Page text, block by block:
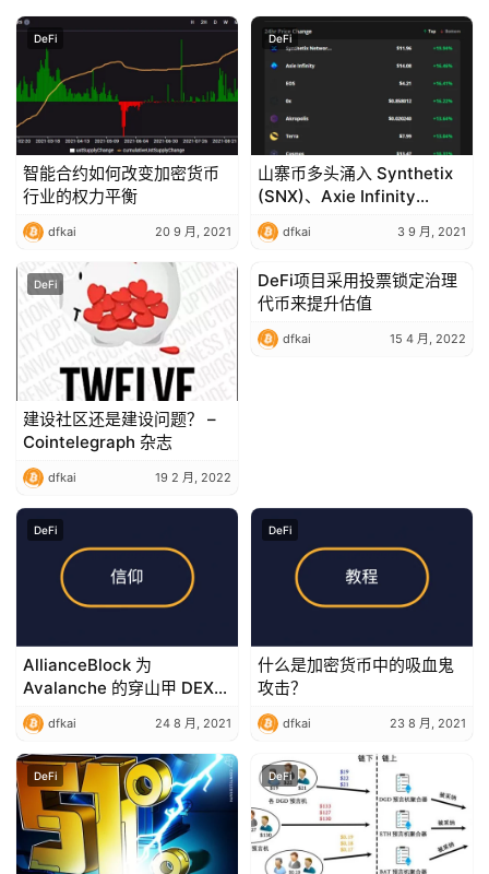
DeFi
智能合约如何改变加密货币
行业的权力平衡
dfkai 20 9 月, 2021
DeFi
山寨币多头涌入 Synthetix
(SNX)、Axie Infinity
(AXS) 和 EOS
dfkai 3 9 月, 2021
DeFi
建设社区还是建设问题？ –
Cointelegraph 杂志
dfkai 19 2 月, 2022
DeFi
DeFi项目采用投票锁定治理
代币来提升估值
dfkai 15 4 月, 2022
DeFi
AllianceBlock 为
Avalanche 的穿山甲 DEX
提供去中心化 KYC
dfkai 24 8 月, 2021
DeFi
什么是加密货币中的吸血鬼
攻击？
dfkai 23 8 月, 2021
DeFi DeFi